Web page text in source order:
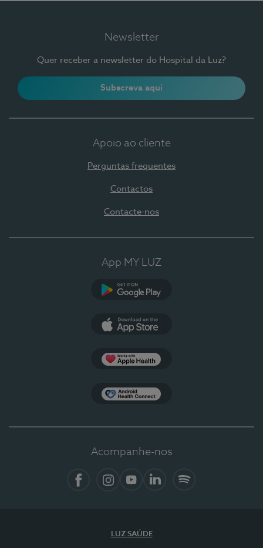
Newsletter
Quer receber a newsletter do Hospital da Luz?
Subscreva aqui
Apoio ao cliente
Perguntas frequentes
Contactos
Contacte-nos
App MY LUZ
Acompanhe-nos
LUZ SAÚDE